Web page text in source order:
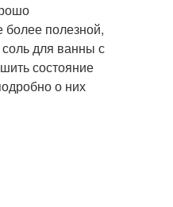
более полезной,
для ванны с
состояние
о них